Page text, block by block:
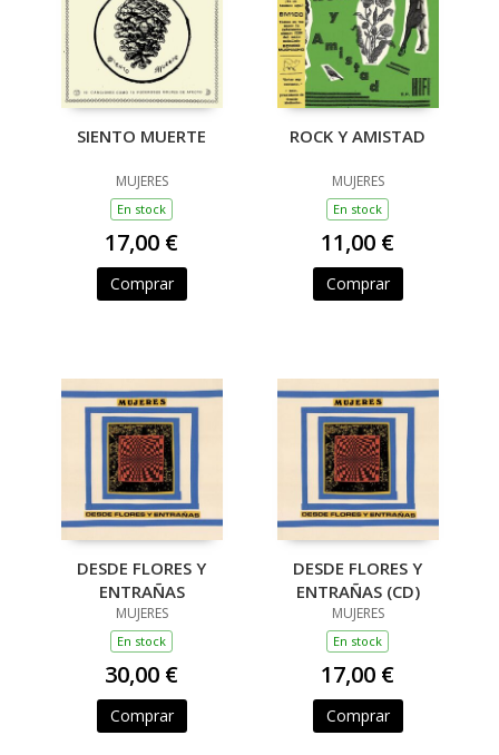
SIENTO MUERTE
MUJERES
En stock
17,00 €
Comprar
ROCK Y AMISTAD
MUJERES
En stock
11,00 €
Comprar
DESDE FLORES Y
ENTRAÑAS
MUJERES
En stock
30,00 €
Comprar
DESDE FLORES Y
ENTRAÑAS (CD)
MUJERES
En stock
17,00 €
Comprar